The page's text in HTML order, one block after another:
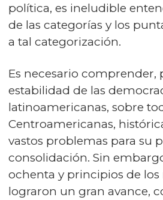
política, es ineludible
de las categorías y los
a tal categorización.
Es necesario comprender,
estabilidad de las
latinoamericanas, sobre
Centroamericanas,
vastos problemas para su
consolidación. Sin
ochenta y principios de los
lograron un gran avance,